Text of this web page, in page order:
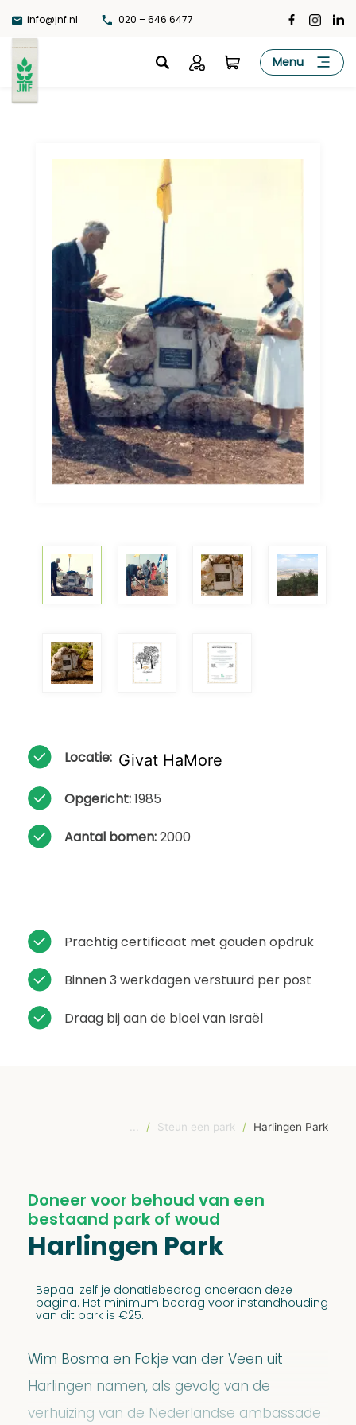
naar
de
inhoud
info@jnf.nl 020 – 646 6477
JNF Menu
Locatie: Givat HaMore
Opgericht:1985
Aantal bomen:2000
Prachtig certificaat met gouden opdruk
Binnen 3 werkdagen verstuurd per post
Draag bij aan de bloei van Israël
/ Steun een park / Harlingen Park
Doneer voor behoud van een
bestaand park of woud
Harlingen Park
Bepaal zelf je donatiebedrag onderaan deze
pagina. Het minimum bedrag voor instandhouding
van dit park is €25.
Wim Bosma en Fokje van der Veen uit
Harlingen namen, als gevolg van de
verhuizing van de Nederlandse ambassade